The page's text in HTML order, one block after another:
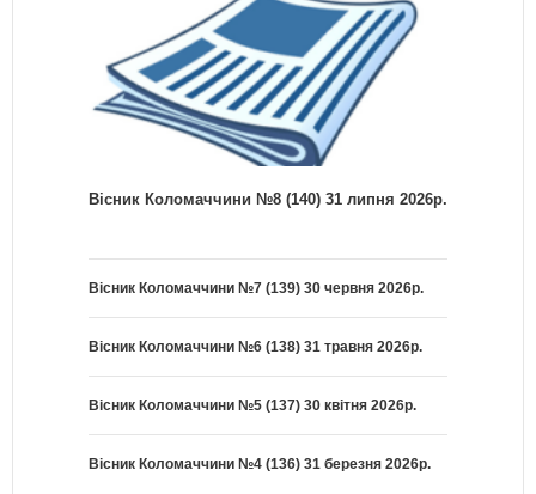
Вісник Коломаччини №8 (140) 31 липня 2026р.
Вісник Коломаччини №7 (139) 30 червня 2026р.
Вісник Коломаччини №6 (138) 31 травня 2026р.
Вісник Коломаччини №5 (137) 30 квітня 2026р.
Вісник Коломаччини №4 (136) 31 березня 2026р.